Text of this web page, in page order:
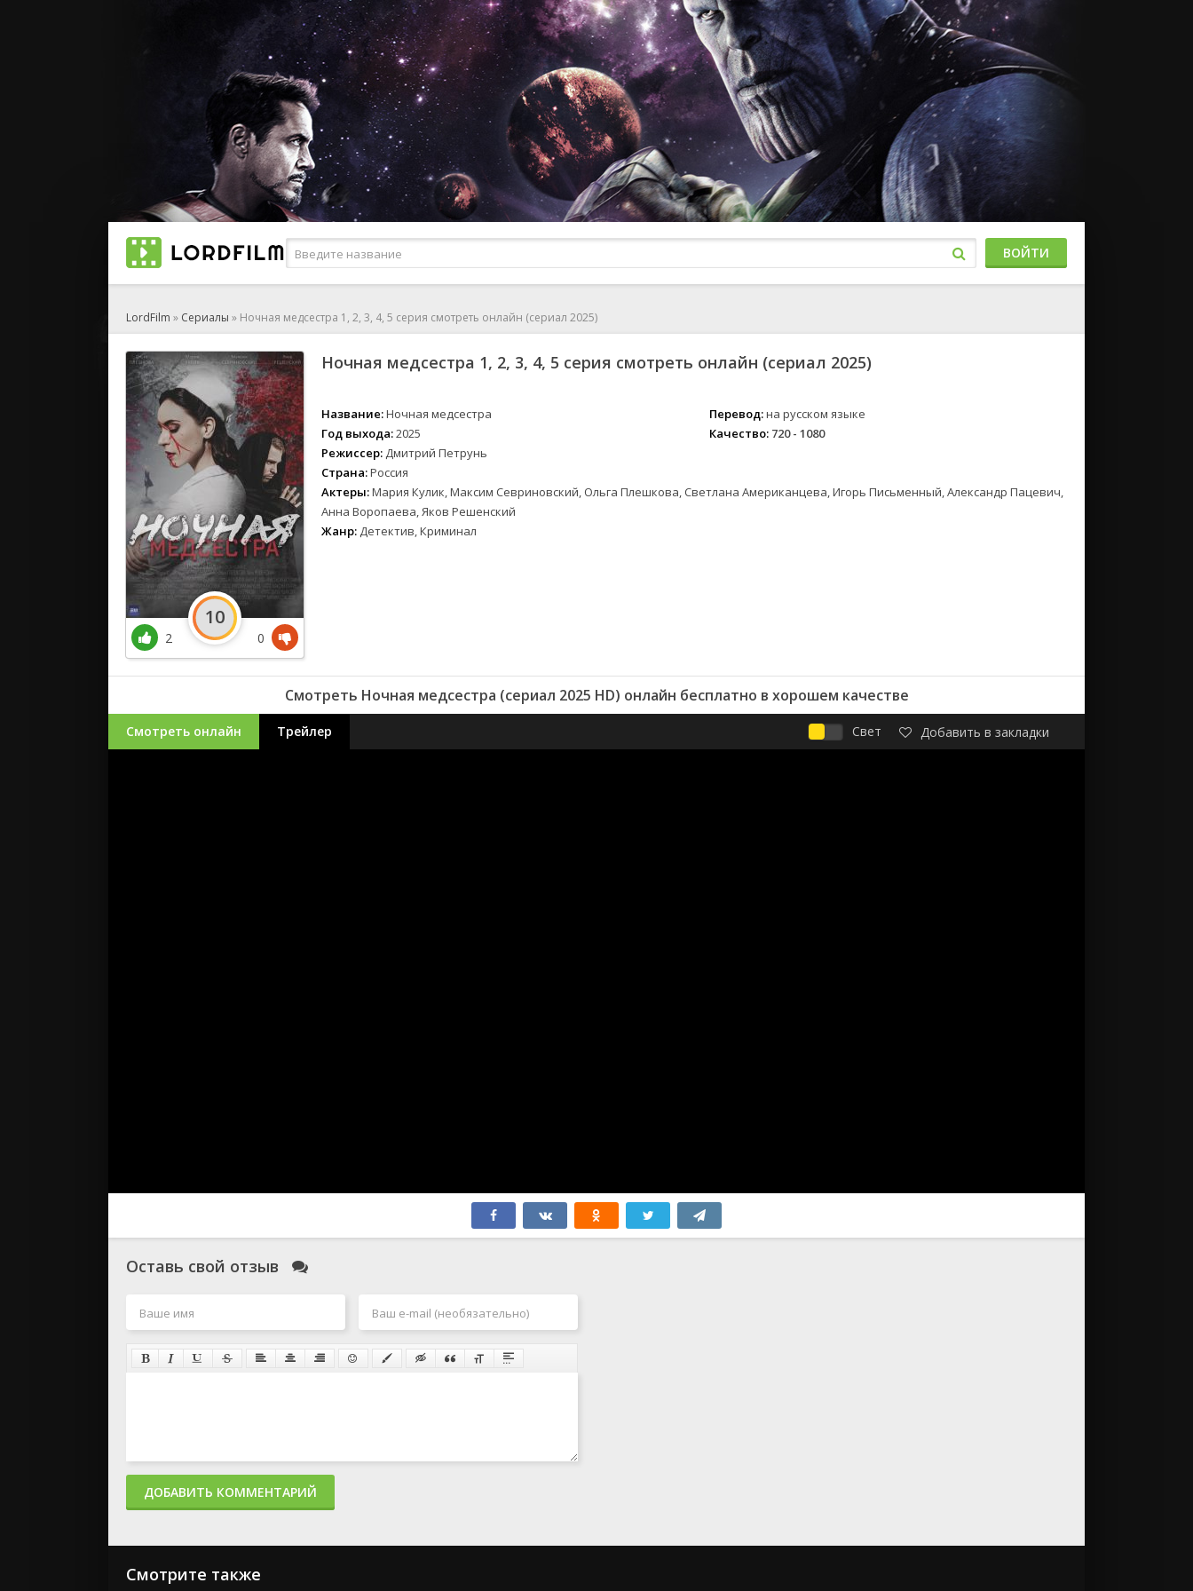
ВОЙТИ
LordFilm » Сериалы » Ночная медсестра 1, 2, 3, 4, 5 серия смотреть онлайн (сериал 2025)
Ночная медсестра 1, 2, 3, 4, 5 серия смотреть онлайн (сериал 2025)
Название:Ночная медсестра
Год выхода:2025
Режиссер: Дмитрий Петрунь
Страна:Россия
Перевод:на русском языке
Качество: 720 - 1080
Актеры:Мария Кулик, Максим Севриновский, Ольга Плешкова, Светлана Американцева, Игорь Письменный, Александр Пацевич,
Анна Воропаева, Яков Решенский
Жанр: Детектив, Криминал
2
10
0
Смотреть Ночная медсестра (сериал 2025 HD) онлайн бесплатно в хорошем качестве
Смотреть онлайн Трейлер Свет Добавить в закладки
Оставь свой отзыв
ДОБАВИТЬ КОММЕНТАРИЙ
Смотрите также